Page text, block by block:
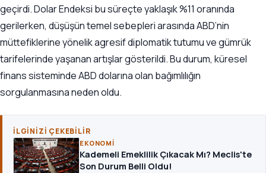
geçirdi. Dolar Endeksi bu süreçte yaklaşık %11 oranında
gerilerken, düşüşün temel sebepleri arasında ABD’nin
müttefiklerine yönelik agresif diplomatik tutumu ve gümrük
tarifelerinde yaşanan artışlar gösterildi. Bu durum, küresel
finans sisteminde ABD dolarına olan bağımlılığın
sorgulanmasına neden oldu.
İLGINIZI ÇEKEBILIR
EKONOMI
Kademeli Emeklilik Çıkacak Mı? Meclis'te
Son Durum Belli Oldu!